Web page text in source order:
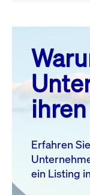
August
MO. DI.
3
4
10 11
17
18
Erfahren
ein Listing